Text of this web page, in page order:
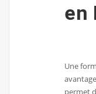
en
Une